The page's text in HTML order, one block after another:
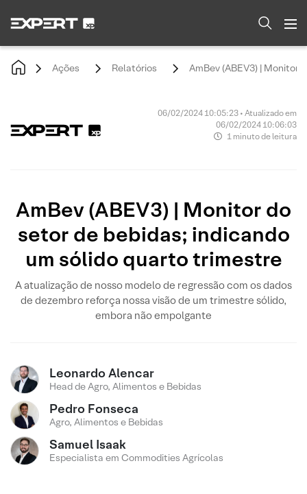
Ações Relatórios AmBev (ABEV3) | Monitor
06/02/2024 10:05:23 • Atualizado em
06/02/2024 10:06:03
1 minuto de leitura
AmBev (ABEV3) | Monitor do
setor de bebidas; indicando
um sólido quarto trimestre
A atualização de nosso modelo de regressão com os dados
de dezembro reforça nossa visão de um trimestre sólido,
embora não empolgante
Leonardo Alencar
Head de Agro, Alimentos e Bebidas
Pedro Fonseca
Agro, Alimentos e Bebidas
Samuel Isaak
Especialista em Commodities Agrícolas